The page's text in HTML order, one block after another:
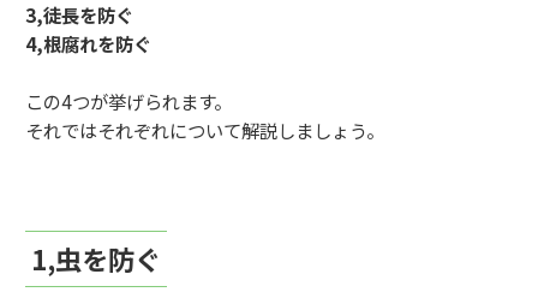
3,徒長を防ぐ
4,根腐れを防ぐ
この4つが挙げられます。
それではそれぞれについて解説しましょう。
1,虫を防ぐ